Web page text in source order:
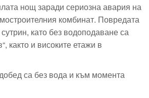
нощ заради сериозна авария на
комбинат. Повредата
като без водоподаване са
както и високите етажи в
са без вода и към момента